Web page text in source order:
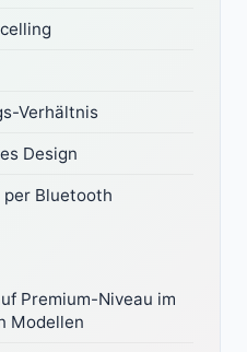
Verhältnis
Design
Bluetooth
Premium-Niveau im
Modellen